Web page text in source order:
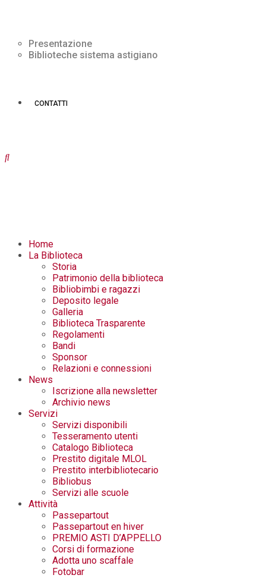
Presentazione
Biblioteche sistema astigiano
CONTATTI
Home
La Biblioteca
Storia
Patrimonio della biblioteca
Bibliobimbi e ragazzi
Deposito legale
Galleria
Biblioteca Trasparente
Regolamenti
Bandi
Sponsor
Relazioni e connessioni
News
Iscrizione alla newsletter
Archivio news
Servizi
Servizi disponibili
Tesseramento utenti
Catalogo Biblioteca
Prestito digitale MLOL
Prestito interbibliotecario
Bibliobus
Servizi alle scuole
Attività
Passepartout
Passepartout en hiver
PREMIO ASTI D’APPELLO
Corsi di formazione
Adotta uno scaffale
Fotobar